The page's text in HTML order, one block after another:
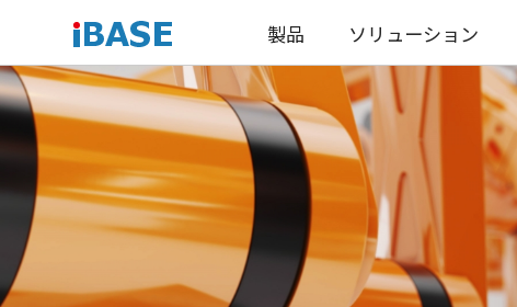
製品 ソリューション